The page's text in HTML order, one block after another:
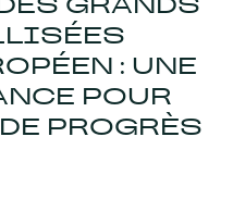
: UNE
POUR
PROGRÈS